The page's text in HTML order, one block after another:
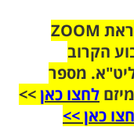
הצטרפו לקבוצת הוואטסאפ לקראת ZOOM
הקרוב
מספר
לחצו כאן>>
כאן >>